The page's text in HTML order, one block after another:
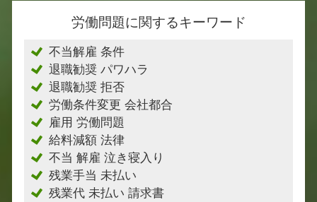
労働問題に関するキーワード
不当解雇 条件
退職勧奨 パワハラ
退職勧奨 拒否
労働条件変更 会社都合
雇用 労働問題
給料減額 法律
不当 解雇 泣き寝入り
残業手当 未払い
残業代 未払い 請求書